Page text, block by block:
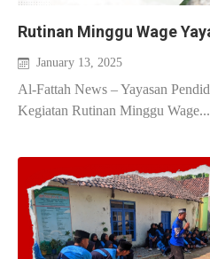
Rutinan Minggu Wage
January 13, 2025
Al-Fattah News – Yayasan
Kegiatan Rutinan Minggu